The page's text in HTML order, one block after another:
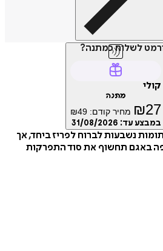
לשלוח כמתנה?
קולי
מתנה
₪27 מחיר קודם: ₪49
במבצע עד: 31/08/2026
נשבעות לברוח לפריז ביחד, אך
באגם תחשוף את סוד התפרקות